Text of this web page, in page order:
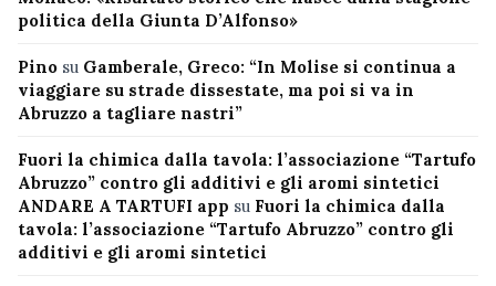
politica della Giunta D’Alfonso»
Pino su Gamberale, Greco: “In Molise si continua a
viaggiare su strade dissestate, ma poi si va in
Abruzzo a tagliare nastri”
Fuori la chimica dalla tavola: l’associazione “Tartufo
Abruzzo” contro gli additivi e gli aromi sintetici
ANDARE A TARTUFI app su Fuori la chimica dalla
tavola: l’associazione “Tartufo Abruzzo” contro gli
additivi e gli aromi sintetici